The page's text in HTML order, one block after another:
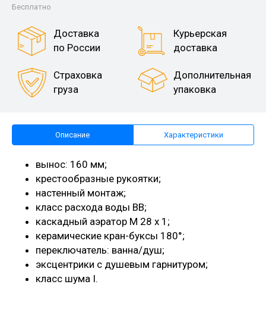
Бесплатно
Доставка
по России
Курьерская
доставка
Страховка
груза
Дополнительная
упаковка
Описание Характеристики
вынос: 160 мм;
крестообразные рукоятки;
настенный монтаж;
класс расхода воды BB;
каскадный аэратор M 28 x 1;
керамические кран-буксы 180°;
переключатель: ванна/душ;
эксцентрики с душевым гарнитуром;
класс шума I.